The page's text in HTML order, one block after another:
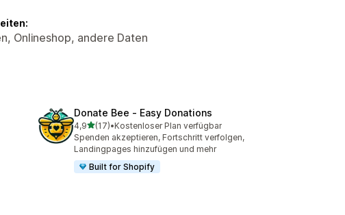
Onlineshop, andere Daten
Donate Bee ‑ Easy Donations
4,9von 5 Sternen
(17)
17 Rezensionen insgesamt
•Kostenloser Plan verfügbar
Spenden akzeptieren, Fortschritt verfolgen,
Landingpages hinzufügen und mehr
Built for Shopify